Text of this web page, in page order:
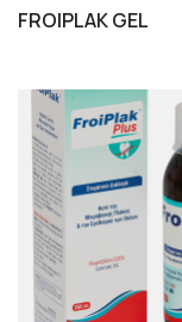
FROIPLAK GEL